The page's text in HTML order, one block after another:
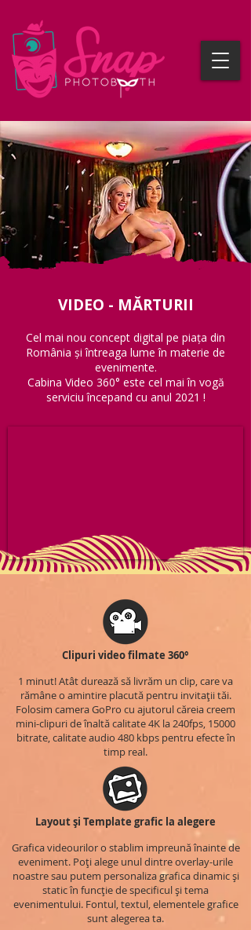
VIDEO - MĂRTURII
Cel mai nou concept digital pe piața din
România și întreaga lume în materie de
evenimente.
Cabina Video 360° este cel mai în vogă
serviciu începand cu anul 2021 !
Clipuri video filmate 360°
1 minut! Atât durează să livrăm un clip, care va
rămâne o amintire placută pentru invitații tăi.
Folosim camera GoPro cu ajutorul căreia creem
mini-clipuri de înaltă calitate 4K la 240fps, 15000
bitrate, calitate audio 480 kbps pentru efecte în
timp real.
Layout și Template grafic la alegere
Grafica videourilor o stablim impreună înainte de
eveniment. Poți alege unul dintre overlay-urile
noastre sau putem personaliza grafica dinamic și
static în funcție de specificul și tema
evenimentului. Fontul, textul, elementele grafice
sunt alegerea ta.